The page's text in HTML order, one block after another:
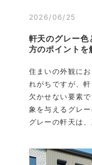
2026/06/25
軒天のグレー
方のポイントを
住まいの外観に
れがちですが、
欠かせない要素
象を与えるグレ
グレーの軒天は